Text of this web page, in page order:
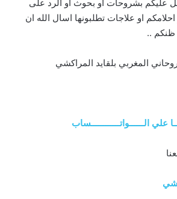
عليكم بشروحات او بحوث او الرد على
او علاجات تطلبونها اسال الله ان
ظنكم ..
المغربي بلقايد المراكشي
علي الــــــواتــــــــــــساب